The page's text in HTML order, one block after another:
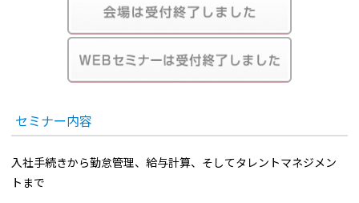
セミナー内容
入社手続きから勤怠管理、給与計算、そしてタレントマネジメン
トまで――